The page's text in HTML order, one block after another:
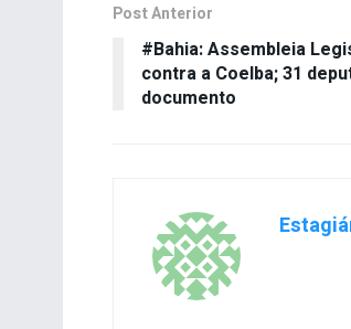
Post Anterior
#Bahia: Assembleia
contra a Coelba; 31
documento